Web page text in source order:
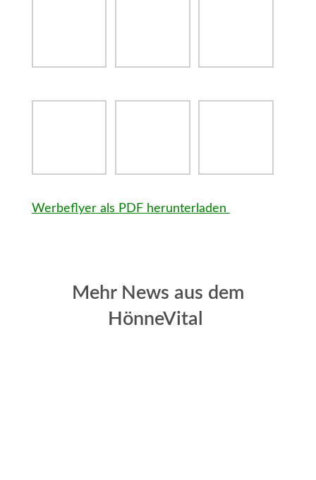
Werbeflyer als PDF herunterladen
Mehr News aus dem
HönneVital